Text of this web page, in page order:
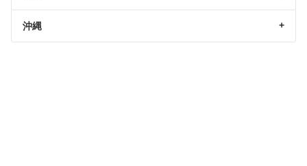
沖縄